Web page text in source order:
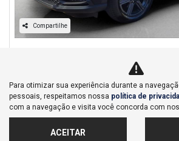
Compartilhe
HR-V 1.5 DI I-VTEC FLEX
Ver Mais 3 lojas
R$ 151.900,00
Para otimizar sua experiência durante a
pessoais, respeitamos nossa política de
com a navegação e visita você concorda com
ACEITAR